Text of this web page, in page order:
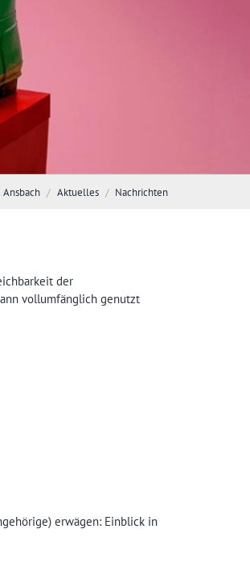
Ansbach Aktuelles Nachrichten
der
vollumfänglich genutzt
erwägen: Einblick in